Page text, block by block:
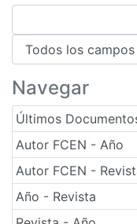
Navegar
Últimos
Autor FCEN - Año
Autor FCEN -
Año - Revista